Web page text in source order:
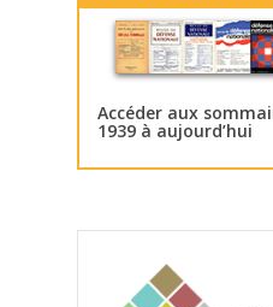
Accéder aux
1939 à aujourd’hui